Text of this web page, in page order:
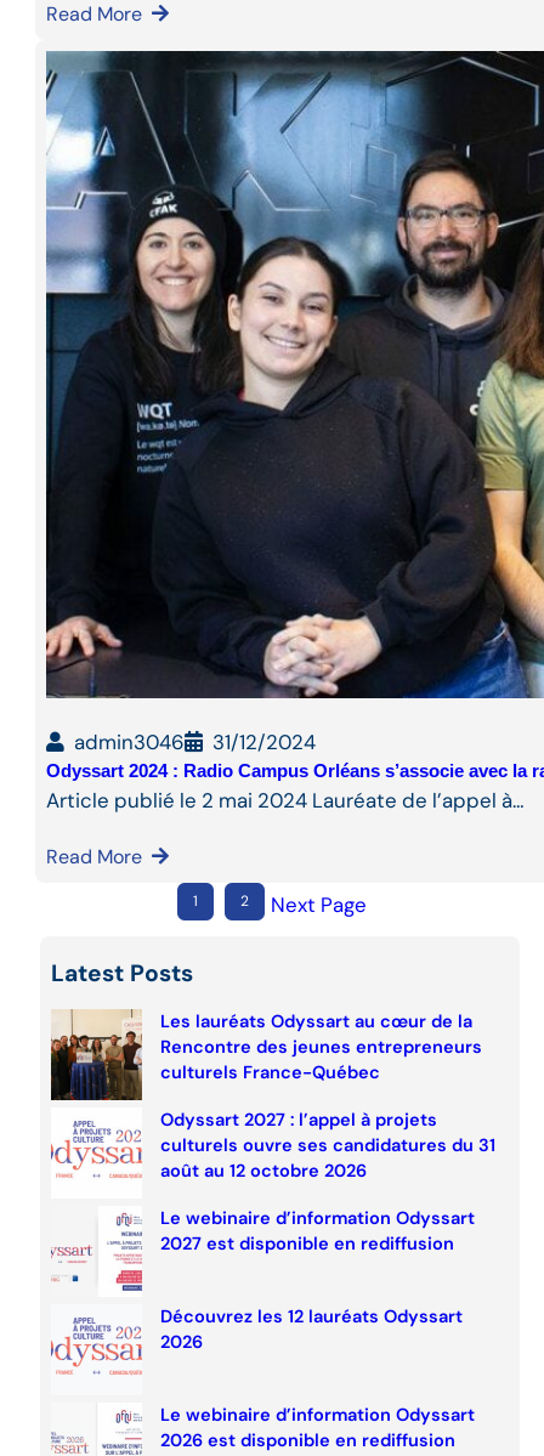
Read More
admin3046 31/12/2024
Odyssart 2024 : Radio Campus Orléans s’associe avec la
Article publié le 2 mai 2024 Lauréate de l’appel à…
Read More
1 2 Next Page
Latest Posts
Les lauréats Odyssart au cœur de la
Rencontre des jeunes entrepreneurs
culturels France-Québec
Odyssart 2027 : l’appel à projets
culturels ouvre ses candidatures du 31
août au 12 octobre 2026
Le webinaire d’information Odyssart
2027 est disponible en rediffusion
Découvrez les 12 lauréats Odyssart
2026
Le webinaire d’information Odyssart
2026 est disponible en rediffusion